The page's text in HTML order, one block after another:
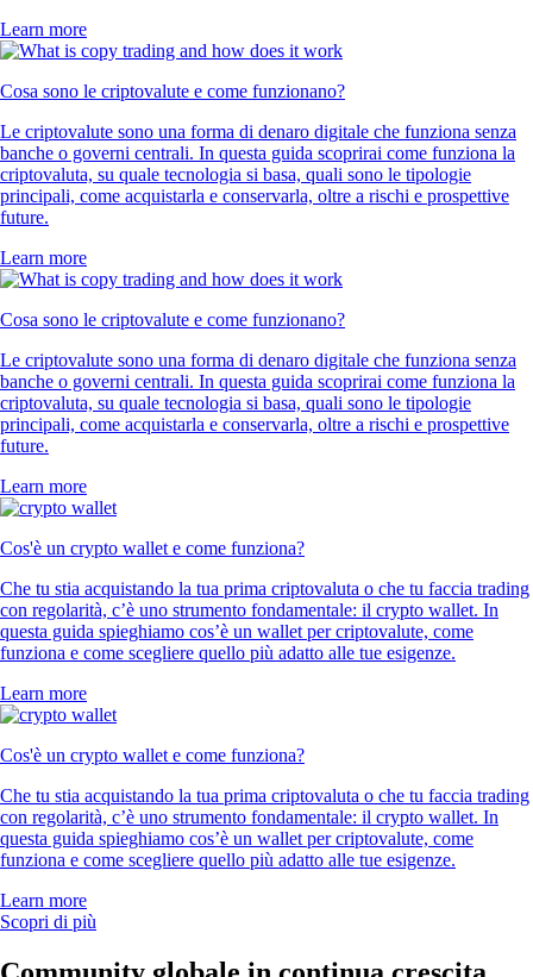
Learn more
Cosa sono le criptovalute e come funzionano?
Le criptovalute sono una forma di denaro digitale che funziona senza
banche o governi centrali. In questa guida scoprirai come funziona la
criptovaluta, su quale tecnologia si basa, quali sono le tipologie
principali, come acquistarla e conservarla, oltre a rischi e prospettive
future.
Learn more
Cosa sono le criptovalute e come funzionano?
Le criptovalute sono una forma di denaro digitale che funziona senza
banche o governi centrali. In questa guida scoprirai come funziona la
criptovaluta, su quale tecnologia si basa, quali sono le tipologie
principali, come acquistarla e conservarla, oltre a rischi e prospettive
future.
Learn more
Cos'è un crypto wallet e come funziona?
Che tu stia acquistando la tua prima criptovaluta o che tu faccia trading
con regolarità, c’è uno strumento fondamentale: il crypto wallet. In
questa guida spieghiamo cos’è un wallet per criptovalute, come
funziona e come scegliere quello più adatto alle tue esigenze.
Learn more
Cos'è un crypto wallet e come funziona?
Che tu stia acquistando la tua prima criptovaluta o che tu faccia trading
con regolarità, c’è uno strumento fondamentale: il crypto wallet. In
questa guida spieghiamo cos’è un wallet per criptovalute, come
funziona e come scegliere quello più adatto alle tue esigenze.
Learn more
Scopri di più